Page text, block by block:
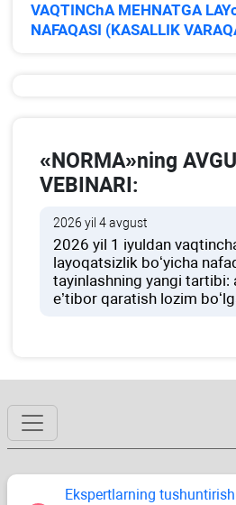
VAQTINChA MEHNATGA
NAFAQASI (KASALLIK
«NORMA»ning
VEBINARI:
2026 yil 4 avgust
2026 yil 1 iyuldan
layoqatsizlik boʻyicha
tayinlashning yangi tartibi:
e’tibor qaratish lozim
Ekspertlarning